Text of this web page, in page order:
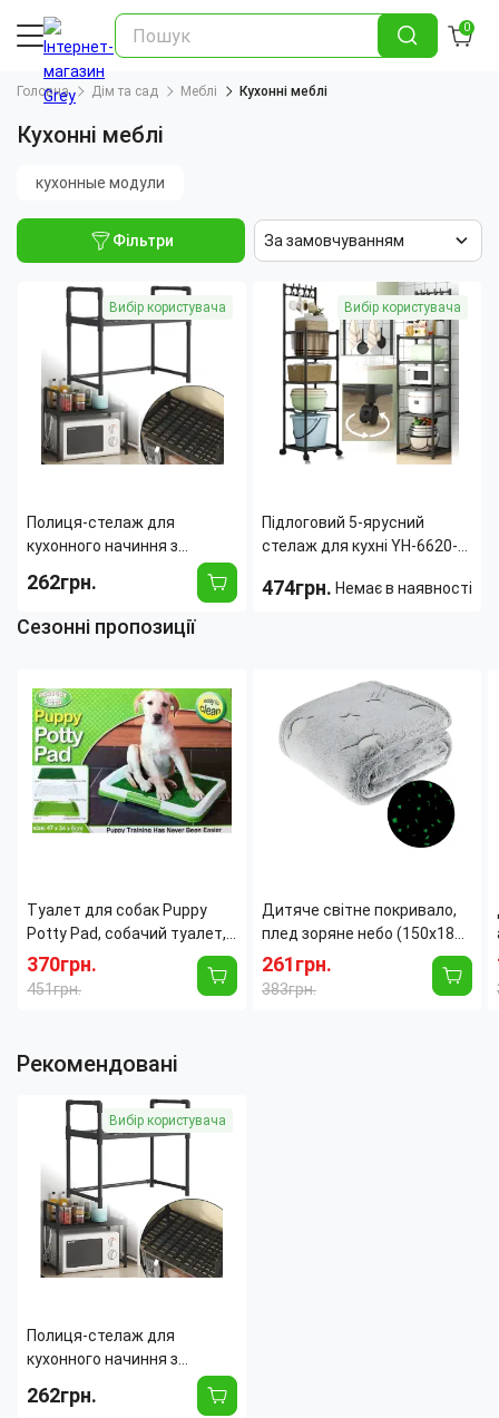
0
Головна Дім та сад Меблі Кухонні меблі
Кухонні меблі
кухонные модули
Фільтри За замовчуванням
Вибір користувача
Полиця-стелаж для
кухонного начиння з
норівнева, 48х26х49 см,
262грн.
Ширина:480 мм
Страна
производитель:
Южная
Корея
Вибір користувача
Підлоговий 5-ярусний
стелаж для кухні YH-6620-
для зберігання на колесах
474грн. Немає в наявності
производитель:
Южная
Корея
Сезонні пропозиції
Туалет для собак Puppy
Potty Pad, собачий туалет,
лоток для собак, туалет
для цуценят домашній
туалет для
370грн.
451грн.
Дитяче світне покривало,
плед зоряне небо (150x180
см)
261грн.
383грн.
Рекомендовані
Вибір користувача
Полиця-стелаж для
кухонного начиння з
норівнева, 48х26х49 см,
262грн.